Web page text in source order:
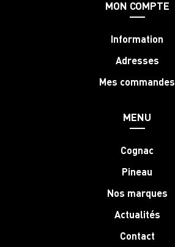
MON COMPTE
Information
Adresses
Mes commandes
MENU
Cognac
Pineau
Nos marques
Actualités
Contact